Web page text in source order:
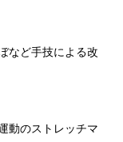
など手技による改
動のストレッチマ